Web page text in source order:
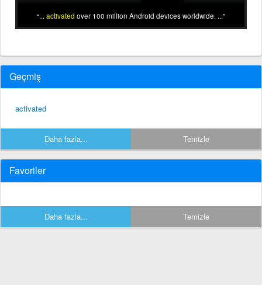
... activated over 100 million Android devices worldwide. ...
Geçmiş
activated
Daha fazla... Temizle
Favoriler
Daha fazla... Temizle